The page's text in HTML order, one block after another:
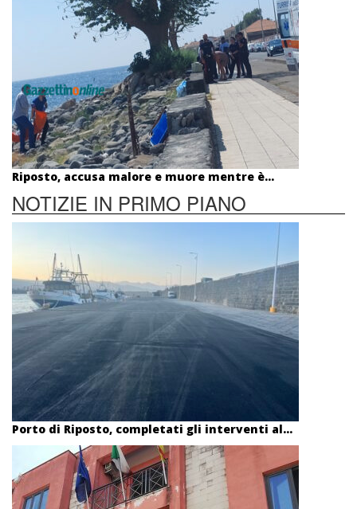
Riposto, accusa malore e muore mentre è...
NOTIZIE IN PRIMO PIANO
Porto di Riposto, completati gli interventi al...